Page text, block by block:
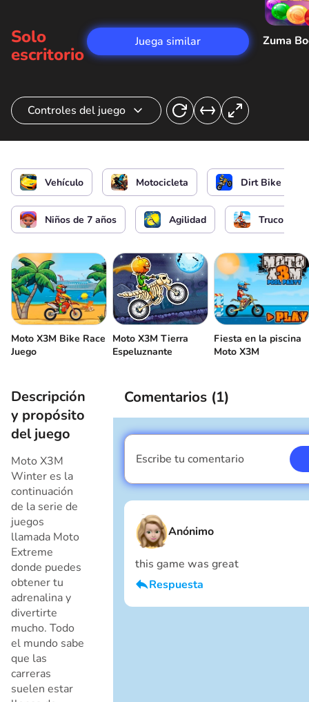
Solo
escritorio
Juega similar Zuma
Controles del juego
Movimiento
Vehículo Motocicleta Dirt Bike
Niños de 7 años Agilidad Truco
Moto X3M Bike Race
Juego
Moto X3M Tierra
Espeluznante
Fiesta en la piscina
Moto X3M
Descripción
y propósito
del juego
Moto X3M
Winter es la
continuación
de la serie de
juegos
llamada Moto
Extreme
donde puedes
obtener tu
adrenalina y
divertirte
mucho. Todo
el mundo sabe
que las
carreras
suelen estar
Comentarios (1)
Anónimo
this game was great
Respuesta
Soy un chico
Escribe tu comentario
Soy un chico